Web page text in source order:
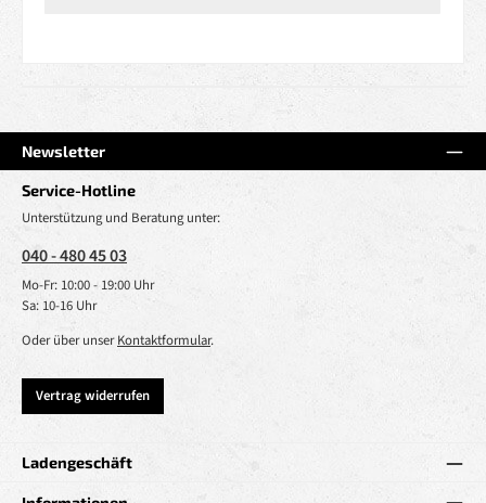
Newsletter
Service-Hotline
Unterstützung und Beratung unter:
040 - 480 45 03
Mo-Fr: 10:00 - 19:00 Uhr
Sa: 10-16 Uhr
Oder über unserKontaktformular.
Vertrag widerrufen
Ladengeschäft